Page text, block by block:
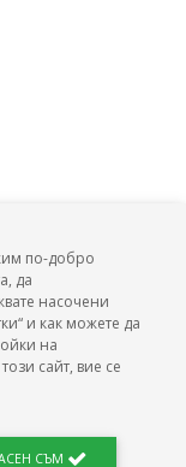
Списък на всички
доход. Калкулатор
по-добро
да
насочени
и как можете да
на
сайт, вие се
СЪМ